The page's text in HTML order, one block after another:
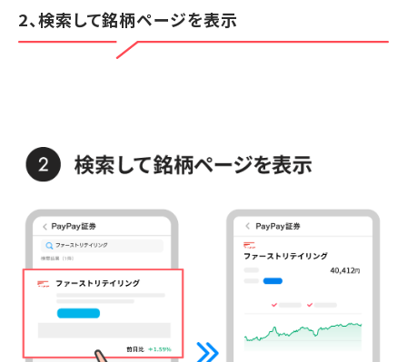
2、検索して銘柄ページを表示